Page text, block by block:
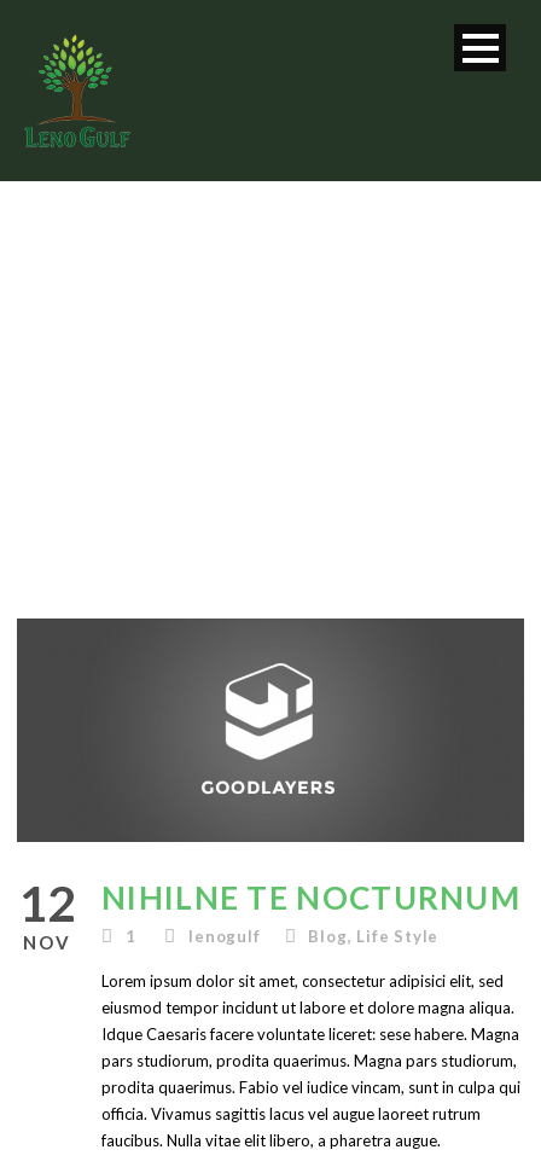
12
NOV
NIHILNE TE NOCTURNUM
1 lenogulf Blog, Life Style
Lorem ipsum dolor sit amet, consectetur adipisici elit, sed
eiusmod tempor incidunt ut labore et dolore magna aliqua.
Idque Caesaris facere voluntate liceret: sese habere. Magna
pars studiorum, prodita quaerimus. Magna pars studiorum,
prodita quaerimus. Fabio vel iudice vincam, sunt in culpa qui
officia. Vivamus sagittis lacus vel augue laoreet rutrum
faucibus. Nulla vitae elit libero, a pharetra augue.